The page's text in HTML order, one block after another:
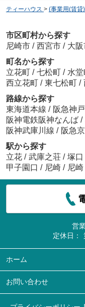
ティーハウス > (事業用(賃貸
市区町村から探す
尼崎市 / 西宮市 / 大
町名から探す
立花町 / 七松町 / 水
西立花町 / 東七松町 /
路線から探す
東海道本線 / 阪急神
阪神電鉄阪神なんば /
阪神武庫川線 / 阪急
駅から探す
立花 / 武庫之荘 / 塚口
甲子園口 / 尼崎 / 尼崎
営
定休日：
ホーム
お問い合わせ